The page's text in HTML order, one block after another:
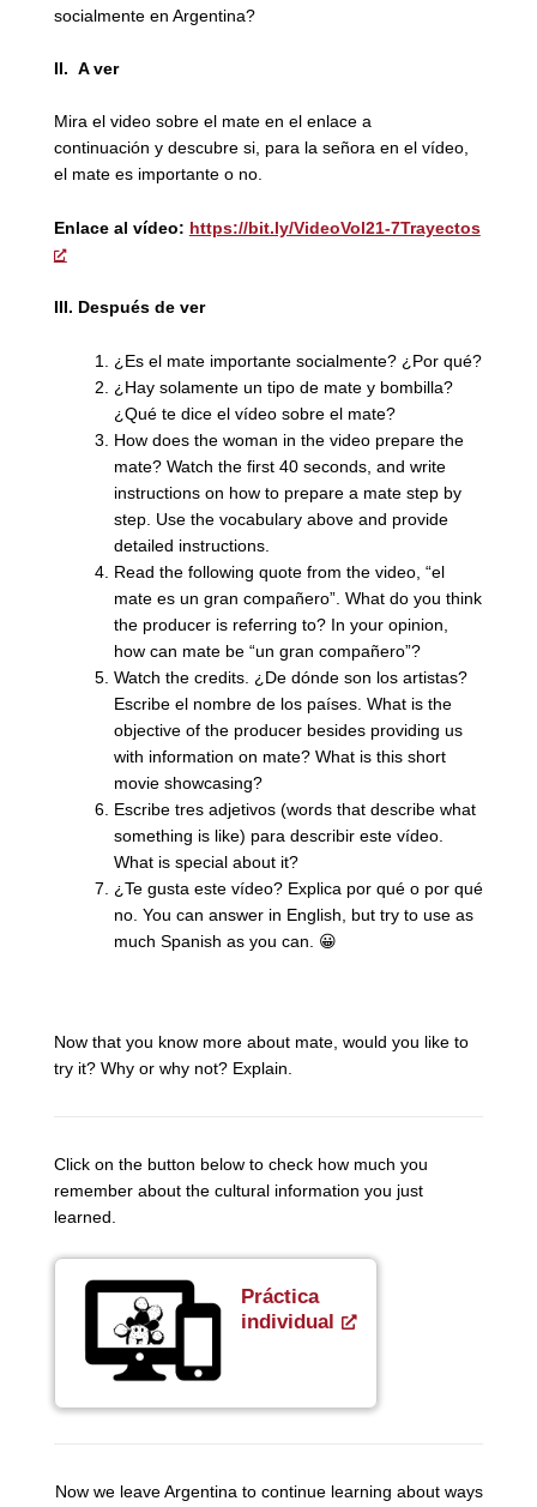
socialmente en Argentina?
II. A ver
Mira el video sobre el mate en el enlace a
continuación y descubre si, para la señora en el vídeo,
el mate es importante o no.
Enlace al vídeo: https://bit.ly/VideoVol21-7Trayectos
III. Después de ver
¿Es el mate importante socialmente? ¿Por qué?
¿Hay solamente un tipo de mate y bombilla?
¿Qué te dice el vídeo sobre el mate?
How does the woman in the video prepare the
mate? Watch the first 40 seconds, and write
instructions on how to prepare a mate step by
step. Use the vocabulary above and provide
detailed instructions.
Read the following quote from the video, “el
mate es un gran compañero”. What do you think
the producer is referring to? In your opinion,
how can mate be “un gran compañero”?
Watch the credits. ¿De dónde son los artistas?
Escribe el nombre de los países. What is the
objective of the producer besides providing us
with information on mate? What is this short
movie showcasing?
Escribe tres adjetivos (words that describe what
something is like) para describir este vídeo.
What is special about it?
¿Te gusta este vídeo? Explica por qué o por qué
no. You can answer in English, but try to use as
much Spanish as you can.
Now that you know more about mate, would you like to
try it? Why or why not? Explain.
Click on the button below to check how much you
remember about the cultural information you just
learned.
Práctica
individual
Now we leave Argentina to continue learning about ways